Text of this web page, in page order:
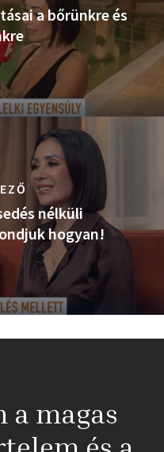
a bőrünkre és
nélküli
hogyan!
magas